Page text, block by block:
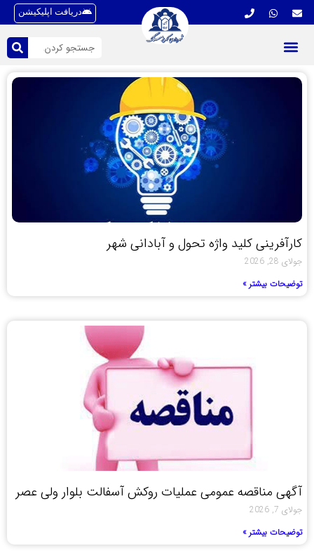
دریافت اپلیکیشن
کارآفرینی کلید واژه تحول و آبادانی شهر
جولای 28, 2026
توضیحات بیشتر »
آگهی مناقصه عمومی عملیات روکش آسفالت بلوار ولی عصر
جولای 7, 2026
توضیحات بیشتر »